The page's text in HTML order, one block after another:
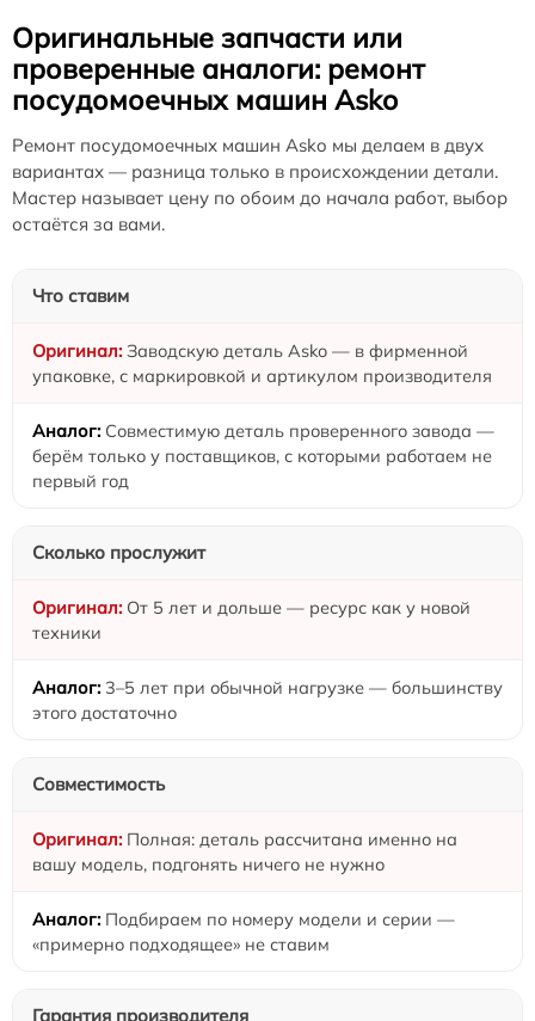
Оригинальные запчасти или
проверенные аналоги: ремонт
посудомоечных машин Asko
Ремонт посудомоечных машин Asko мы делаем в двух
вариантах — разница только в происхождении детали.
Мастер называет цену по обоим до начала работ, выбор
остаётся за вами.
Что ставим
Заводскую деталь Asko — в фирменной
упаковке, с маркировкой и артикулом производителя
Совместимую деталь проверенного завода —
берём только у поставщиков, с которыми работаем не
первый год
Сколько прослужит
От 5 лет и дольше — ресурс как у новой
техники
3–5 лет при обычной нагрузке — большинству
этого достаточно
Совместимость
Полная: деталь рассчитана именно на
вашу модель, подгонять ничего не нужно
Подбираем по номеру модели и серии —
«примерно подходящее» не ставим
Гарантия производителя